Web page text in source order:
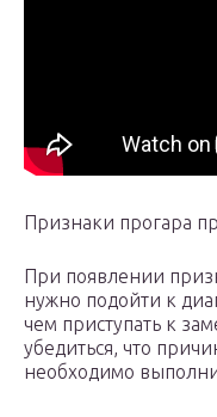
Признаки прогара
При появлении
нужно подойти к
чем приступать к
убедиться, что
необходимо